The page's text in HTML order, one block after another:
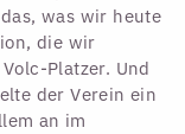
was wir heute
die wir
Platzer. Und
der Verein ein
an im